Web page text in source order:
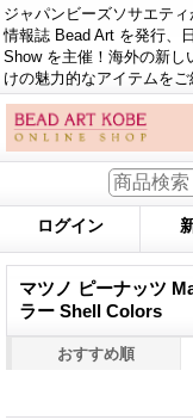
ジャパンビーズソサエテ
情報誌 Bead Art を発行、
Show を主催！海外の新し
けの魅力的なアイテムをご
ログイン
マツノ ピーナッツ
ラー Shell Colors
おすすめ順